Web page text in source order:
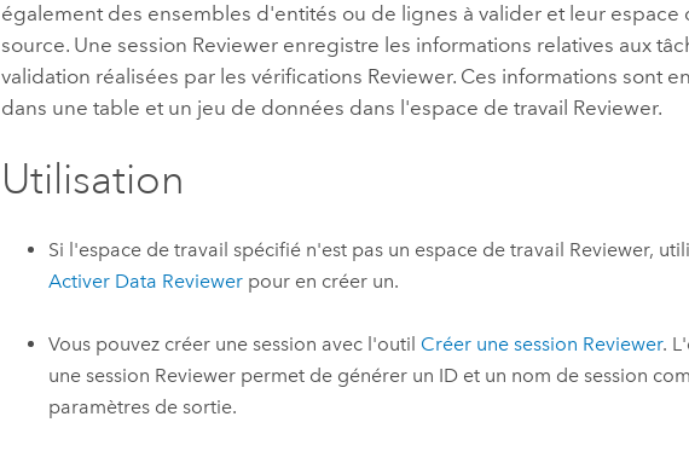
également des ensembles d'entités ou de lignes à valider et leur espace
source. Une session Reviewer enregistre les informations relatives aux
validation réalisées par les vérifications Reviewer. Ces informations sont
dans une table et un jeu de données dans l'espace de travail Reviewer.
Utilisation
Si l'espace de travail spécifié n'est pas un espace de travail Reviewer,
Activer Data Reviewerpour en créer un.
Vous pouvez créer une session avec l'outil Créer une session Reviewer.
une session Reviewerpermet de générer un ID et un nom de session
paramètres de sortie.